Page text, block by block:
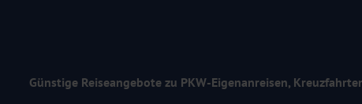
Günstige Reiseangebote zu PKW-Eigenanreisen,